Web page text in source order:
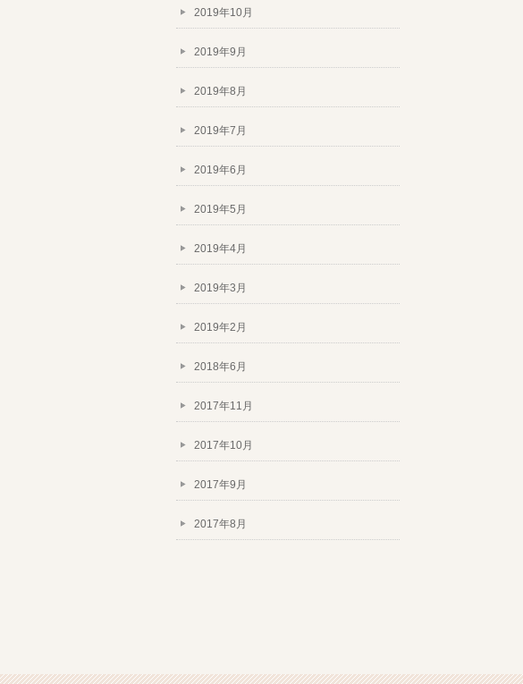
2019年10月
2019年9月
2019年8月
2019年7月
2019年6月
2019年5月
2019年4月
2019年3月
2019年2月
2018年6月
2017年11月
2017年10月
2017年9月
2017年8月